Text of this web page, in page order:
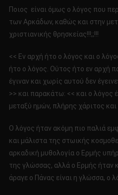
Ποιος είναι όμως ο λόγος που
των Αρκάδων, καθώς και στην
χριστιανικής θρησκείας!!!;;!!!
<< Εν αρχή ήτο ο λόγος και ο
ήτο ο λόγος. Ούτος ήτο εν αρχή
έγιναν και χωρίς αυτού δεν
>> και παρακάτω: << και ο λόγος
μεταξύ ημών, πλήρης χάριτος
Ο λόγος ήταν ακόμη πιο παλιά
και μάλιστα της στωικής
αρκαδική μυθολογία ο Ερμής
της γλώσσας, αλλά ο Ερμής ήταν
άραγε ο Πάνας είναι η γλώσσα, ο